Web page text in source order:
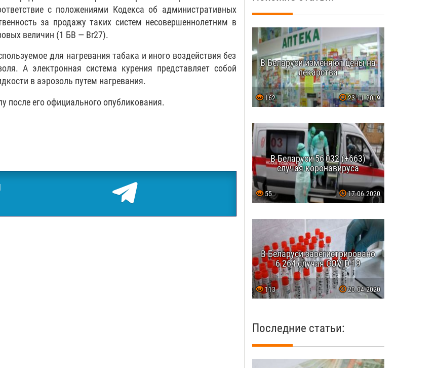
с положениями Кодекса об административных
за продажу таких систем несовершеннолетним в
величин (1 БВ — Br27).
для нагревания табака и иного воздействия без
А электронная система курения представляет собой
в аэрозоль путем нагревания.
после его официального опубликования.
В Беларуси изменяют цены на
лекарства
162 23.11.2019
В Беларуси 56 032 (+663)
случая коронавируса
55 17.06.2020
В Беларуси зарегистрировано
6 264 случая COVID-19
113 20.04.2020
Последние статьи: